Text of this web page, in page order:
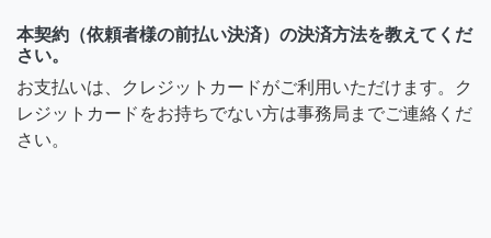
本契約（依頼者様の前払い決済）の決済方法を教えてくだ
さい。
お支払いは、クレジットカードがご利用いただけます。ク
レジットカードをお持ちでない方は事務局までご連絡くだ
さい。